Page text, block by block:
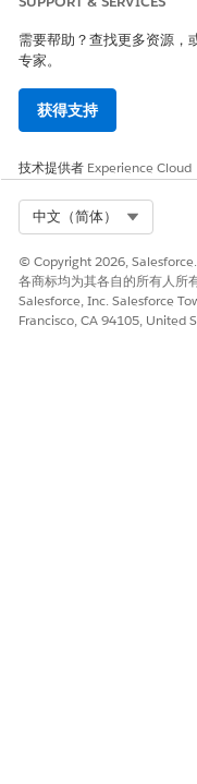
具有未选择退出此
如果所有这些检查都
道他们的预约需要重新
如果客户回复并继续
到并计划新的时间段。
如果客户确认，将重新
如果客户未回复，我
仍未回复，在额外 2
方位组件的 Inbox 中
您可以在 Agentforce
本文
需要帮助？查找更多资源，
专家。
获得支持
技术提供者 Experience Cloud
中文（简体）
© Copyright 2026,
各商标均为其各自的所有人所有
Salesforce, Inc. Salesforce
Francisco, CA 94105, United